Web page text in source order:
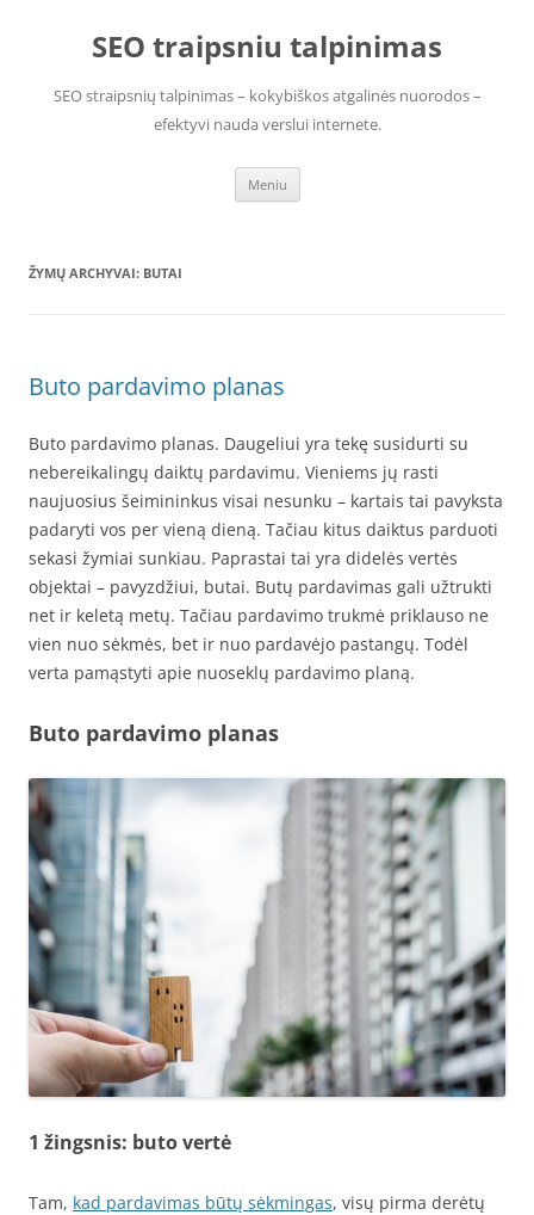
SEO traipsniu talpinimas
SEO straipsnių talpinimas – kokybiškos atgalinės nuorodos –
efektyvi nauda verslui internete.
Meniu
ŽYMŲ ARCHYVAI: BUTAI
Buto pardavimo planas
Buto pardavimo planas. Daugeliui yra tekę susidurti su
nebereikalingų daiktų pardavimu. Vieniems jų rasti
naujuosius šeimininkus visai nesunku – kartais tai pavyksta
padaryti vos per vieną dieną. Tačiau kitus daiktus parduoti
sekasi žymiai sunkiau. Paprastai tai yra didelės vertės
objektai – pavyzdžiui, butai. Butų pardavimas gali užtrukti
net ir keletą metų. Tačiau pardavimo trukmė priklauso ne
vien nuo sėkmės, bet ir nuo pardavėjo pastangų. Todėl
verta pamąstyti apie nuoseklų pardavimo planą.
Buto pardavimo planas
1 žingsnis: buto vertė
Tam, kad pardavimas būtų sėkmingas, visų pirma derėtų